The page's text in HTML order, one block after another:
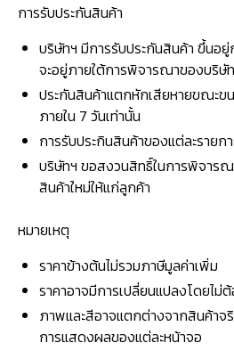
การรับประกันสินค้า
บริษัทฯ มีการรับประกันสินค้า ขึ้นอ
จะอยู่ภายใต้การพิจารณาของบริษัท
ประกันสินค้าแตกหักเสียหายขณะข
ภายใน 7 วันเท่านั้น
การรับประกินสินค้าของแต่ละราย
บริษัทฯ ขอสงวนสิทธิ์ในการพิจาร
สินค้าใหม่ให้แก่ลูกค้า
หมายเหตุ
ราคาข้างต้นไม่รวมภาษีมูลค่าเพิ่ม
ราคาอาจมีการเปลี่ยนแปลงโดยไม่
ภาพและสีอาจแตกต่างจากสินค้าจ
การแสดงผลของแต่ละหน้าจอ